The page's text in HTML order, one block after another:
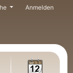
Anmelden